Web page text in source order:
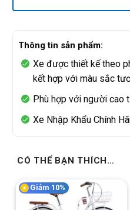
Thông tin sản phẩm:
Xe được thiết kế theo
kết hợp với màu sắc
Phù hợp với người cao
Xe Nhập Khẩu Chính
CÓ THỂ BẠN THÍCH…
Giảm 10%